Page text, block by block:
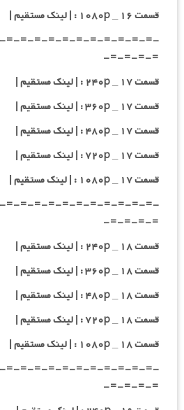
قسمت ۱۶ _ ۱۰۸۰p : | لینک مستقیم |
=-=-=-=-=-=-=-=-=-=-=-
=-=-=-=-
قسمت ۱۷ _ ۲۴۰p : | لینک مستقیم |
قسمت ۱۷ _ ۳۶۰p : | لینک مستقیم |
قسمت ۱۷ _ ۴۸۰p : | لینک مستقیم |
قسمت ۱۷ _ ۷۲۰p : | لینک مستقیم |
قسمت ۱۷ _ ۱۰۸۰p : | لینک مستقیم |
=-=-=-=-=-=-=-=-=-=-=-
=-=-=-=-
قسمت ۱۸ _ ۲۴۰p : | لینک مستقیم |
قسمت ۱۸ _ ۳۶۰p : | لینک مستقیم |
قسمت ۱۸ _ ۴۸۰p : | لینک مستقیم |
قسمت ۱۸ _ ۷۲۰p : | لینک مستقیم |
قسمت ۱۸ _ ۱۰۸۰p : | لینک مستقیم |
=-=-=-=-=-=-=-=-=-=-=-
=-=-=-=-